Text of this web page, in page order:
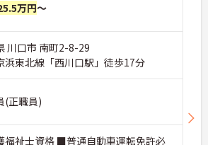
万円～
川口市 南町2-8-29
浜東北線「西川口駅」徒歩17分
(正職員)
祉士資格 ■普通自動車運転免許必